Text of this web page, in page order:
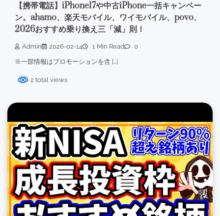
【携帯電話】iPhone17や中古iPhone一括キャンペー
ン。ahamo、楽天モバイル、ワイモバイル、povo、
2026おすすめ乗り換え三「減」則！
Admin 2026-02-14 1 Min Read 0
※一部情報はプロモーションを含 […]
2 total views